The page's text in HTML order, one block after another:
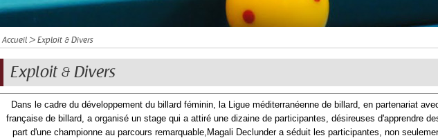
Accueil > Exploit & Divers
Exploit & Divers
Dans le cadre du développement du billard féminin, la Ligue méditerranéenne de billard, en partenariat
française de billard, a organisé un stage qui a attiré une dizaine de participantes, désireuses d'apprendre
part d'une championne au parcours remarquable,Magali Declunder a séduit les participantes, non